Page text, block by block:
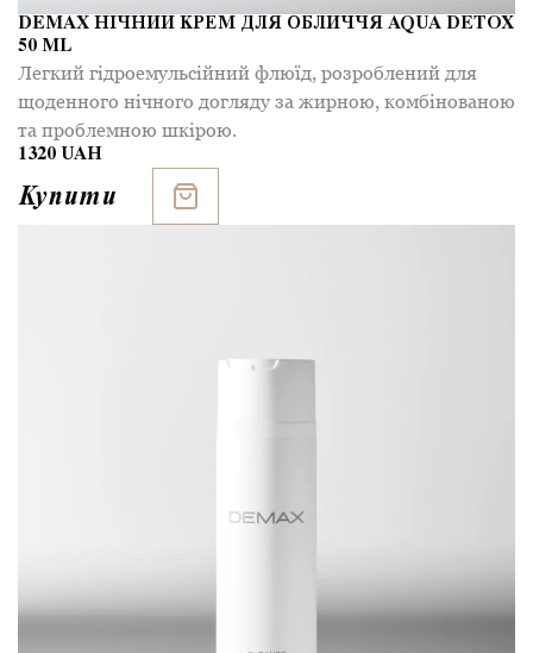
DEMAX НІЧНИЙ КРЕМ ДЛЯ ОБЛИЧЧЯ AQUA DETOX
50 ML
Легкий гідроемульсійний флюїд, розроблений для
щоденного нічного догляду за жирною, комбінованою
та проблемною шкірою.
1320 UAH
Купити